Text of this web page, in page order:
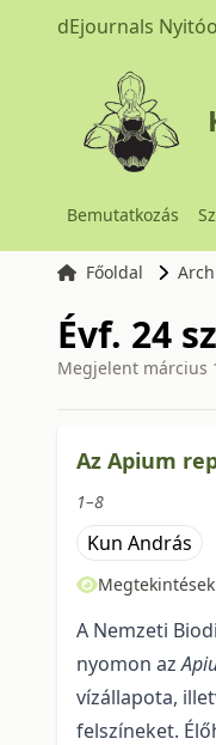
dEjournals
Bemutatkozás
Főoldal
Évf. 24
Megjelent március
Az Apium
1–8
Kun András
A Nemzeti
nyomon az
vízállapota,
felszíneket.